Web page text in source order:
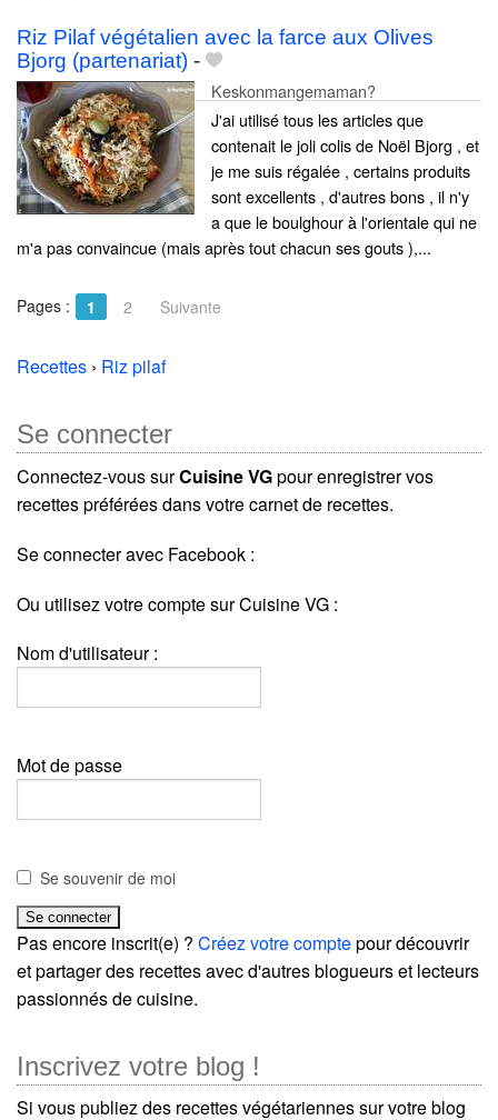
Riz Pilaf végétalien avec la farce aux Olives
Bjorg (partenariat) -
Keskonmangemaman?
J'ai utilisé tous les articles que
contenait le joli colis de Noël Bjorg , et
je me suis régalée , certains produits
sont excellents , d'autres bons , il n'y
a que le boulghour à l'orientale qui ne
m'a pas convaincue (mais après tout chacun ses gouts ),...
Pages : 1 2 Suivante
Recettes › Riz pilaf
Se connecter
Connectez-vous surCuisine VGpour enregistrer vos
recettes préférées dans votre carnet de recettes.
Se connecter avec Facebook :
Ou utilisez votre compte sur Cuisine VG :
Nom d'utilisateur :
Mot de passe
Se souvenir de moi
Pas encore inscrit(e) ? Créez votre comptepour découvrir
et partager des recettes avec d'autres blogueurs et lecteurs
passionnés de cuisine.
Inscrivez votre blog !
Si vous publiez des recettes végétariennes sur votre blog